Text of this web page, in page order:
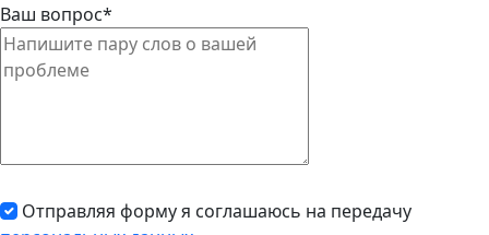
Ваш вопрос*
Отправляя форму я соглашаюсь на передачу